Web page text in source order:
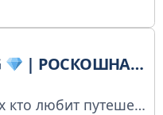
| РОСКОШНАЯ ЖИЗНЬ
Это канал для тех кто любит путешествовать по миру , красоту и роскошь . ЗАЯВКИ ПРИНИМАЮТСЯ МОМЕНТАЛЬНО ! По вопросам - @CapitanNemo28